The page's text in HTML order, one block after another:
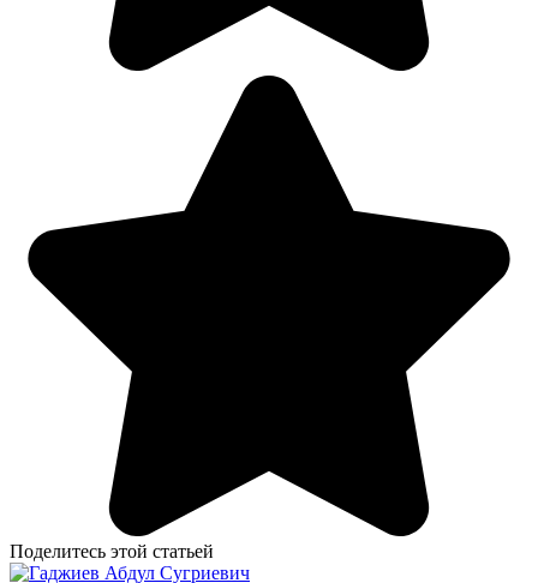
Поделитесь этой статьей